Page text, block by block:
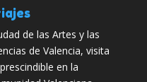
de las Artes y las
de Valencia, visita
en la